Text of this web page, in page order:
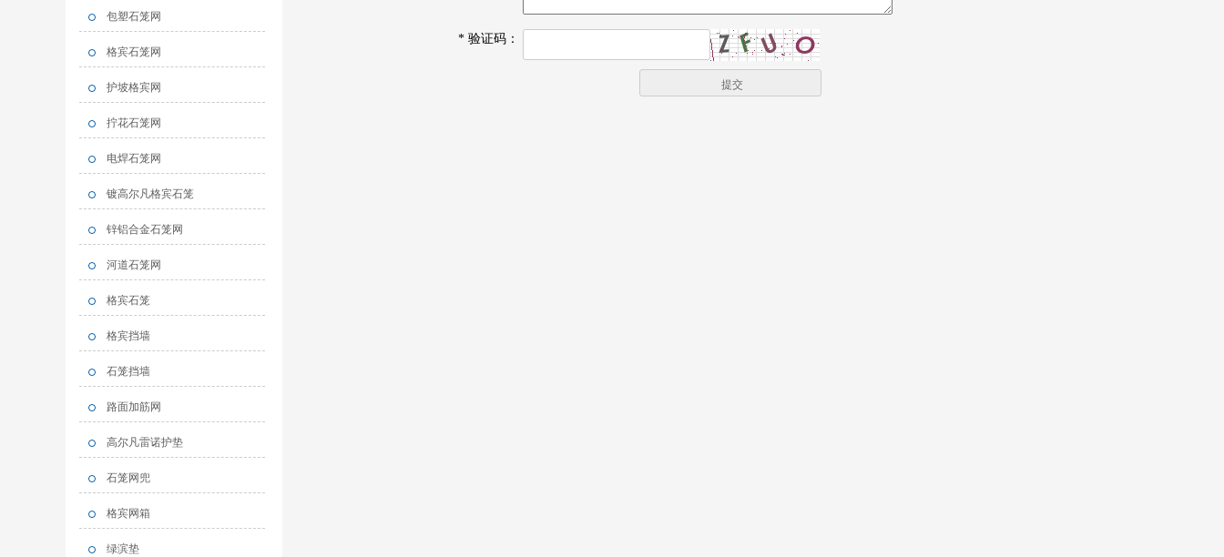
包塑石笼网
格宾石笼网
护坡格宾网
拧花石笼网
电焊石笼网
镀高尔凡格宾石笼
锌铝合金石笼网
河道石笼网
格宾石笼
格宾挡墙
石笼挡墙
路面加筋网
高尔凡雷诺护垫
石笼网兜
格宾网箱
绿滨垫
* 验证码：